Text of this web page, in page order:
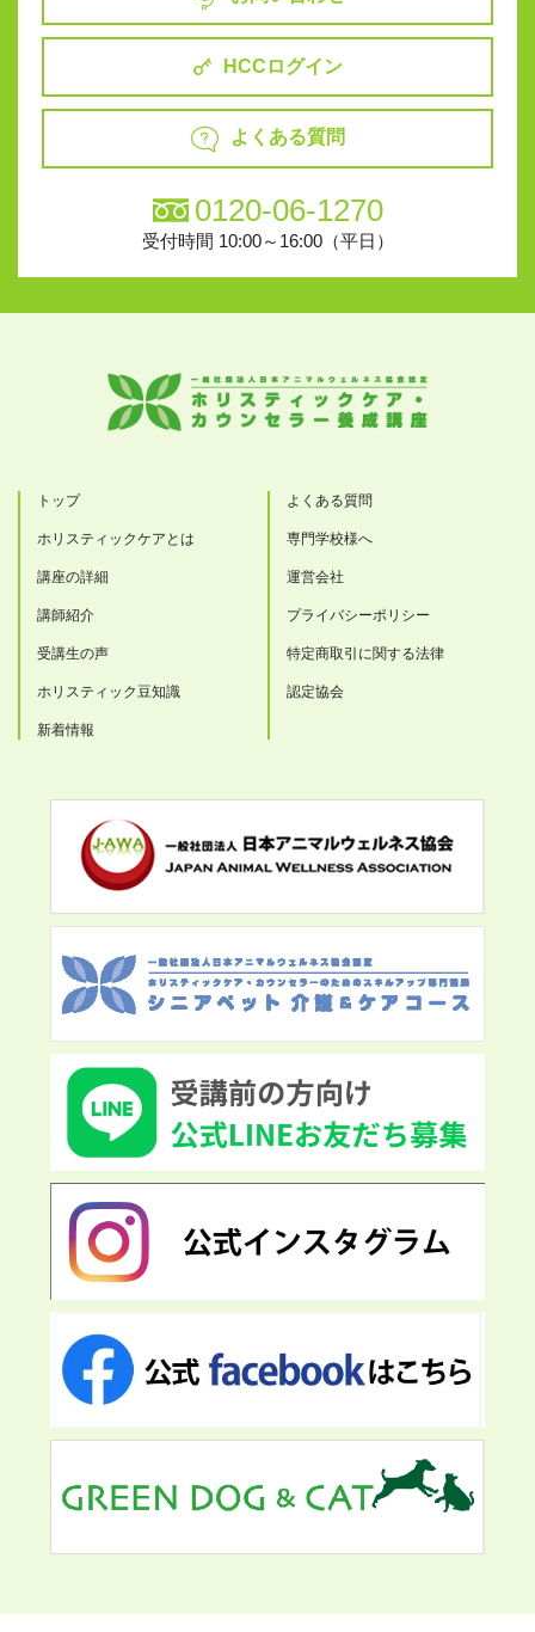
HCCログイン
よくある質問
0120-06-1270
受付時間 10:00～16:00（平日）
トップ
ホリスティックケアとは
講座の詳細
講師紹介
受講生の声
ホリスティック豆知識
新着情報
よくある質問
専門学校様へ
運営会社
プライバシーポリシー
特定商取引に関する法律
認定協会